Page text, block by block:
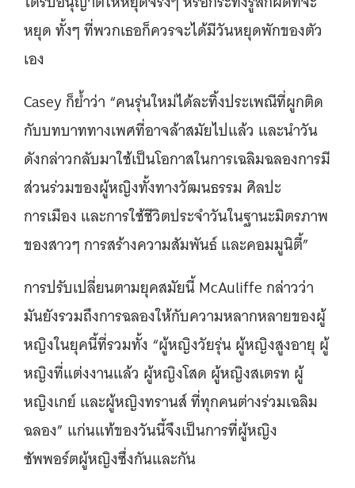
หยุด ทั้งๆ ที่พวกเธอก็ควรจะได้มีวันหยุดพักของตัว
เอง
Casey ก็ย้ำว่า “คนรุ่นใหม่ได้ละทิ้งประเพณีที่ผูกติด
กับบทบาททางเพศที่อาจล้าสมัยไปแล้ว และนำวัน
ดังกล่าวกลับมาใช้เป็นโอกาสในการเฉลิมฉลองการมี
ส่วนร่วมของผู้หญิงทั้งทางวัฒนธรรม ศิลปะ
การเมือง และการใช้ชีวิตประจำวันในฐานะมิตรภาพ
ของสาวๆ การสร้างความสัมพันธ์ และคอมมูนิตี้”
การปรับเปลี่ยนตามยุคสมัยนี้ McAuliffe กล่าวว่า
มันยังรวมถึงการฉลองให้กับความหลากหลายของผู้
หญิงในยุคนี้ที่รวมทั้ง “ผู้หญิงวัยรุ่น ผู้หญิงสูงอายุ ผู้
หญิงที่แต่งงานแล้ว ผู้หญิงโสด ผู้หญิงสเตรท ผู้
หญิงเกย์ และผู้หญิงทรานส์ ที่ทุกคนต่างร่วมเฉลิม
ฉลอง” แก่นแท้ของวันนี้จึงเป็นการที่ผู้หญิง
ซัพพอร์ตผู้หญิงซึ่งกันและกัน